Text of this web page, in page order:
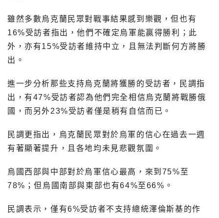
雖然多數烏克蘭民眾對戰事結果感到樂觀，但也有
16%受訪者指出，他們不確定烏軍能贏得勝利；此
外，亦有15%受訪者維持中立，且無法判斷何方將勝
出。
進一步分析那些支持烏克蘭將獲勝的受訪者，民調指
出，有47%受訪者認為他們完全相信烏克蘭將戰勝俄
國，而另外23%受訪者僅是稍有自信而已。
民調更指出，烏克蘭民眾對於烏軍的信心在過去一週
有著顯著提升，且各地均未見悲觀氛圍。
烏國西部與中部對於烏軍信心最高，來到75%至
78%；但烏國南部與東部也有64%至66%。
民調表示，僅有6%受訪者不支持總統澤倫斯基的作